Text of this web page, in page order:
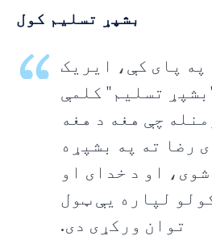
بشپړ تسلیم کول
په پای کې، ایریک
تسلیم" کلمې
چې هغه د هغه
رضا ته په بشپړه
او د خدای او
لپاره یې ټول
توان ورکړی دی.